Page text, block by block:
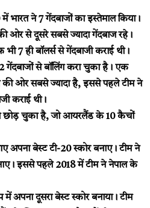
भारत ने 7 गेंदबाजों का इस्तेमाल किया।
ओर से दूसरे सबसे ज्यादा गेंदबाज रहे।
भी 7 ही बॉलर्स से गेंदबाजी कराई थी।
गेंदबाजों से बॉलिंग करा चुका है। एक
की ओर सबसे ज्यादा है, इससे पहले टीम ने
कराई थी।
छोड़ चुका है, जो आयरलैंड के 10 कैचों
अपना बेस्ट टी-20 स्कोर बनाए। टीम ने
इससे पहले 2018 में टीम ने नेपाल के
अपना दूसरा बेस्ट स्कोर बनाया। टीम